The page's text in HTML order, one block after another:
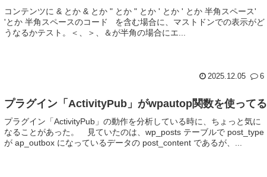
コンテンツに & とか & とか " とか " とか ' とか ' とか 半角スペース'
'とか 半角スペースのコード を含む場合に、マストドンでの表示がど
うなるかテスト。＜、＞、＆が半角の場合にエ...
2025.12.05 6
プラグイン「ActivityPub」がwpautop関数を使ってる
プラグイン「ActivityPub」の動作を分析している時に、ちょっと気に
なることがあった。 見ていたのは、wp_posts テーブルで post_type
が ap_outbox になっているデータの post_content であるが、...